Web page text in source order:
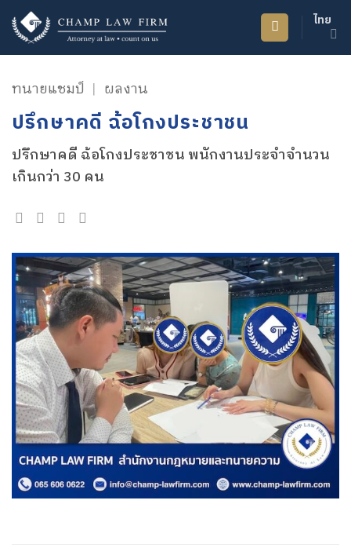
ไป
ยัง
ไทย
ทนายแชมป์ | ผลงาน
ปรึกษาคดี ฉ้อโกงประชาชน
ปรึกษาคดี ฉ้อโกงประชาชน พนักงานประจำจำนวน
เกินกว่า 30 คน